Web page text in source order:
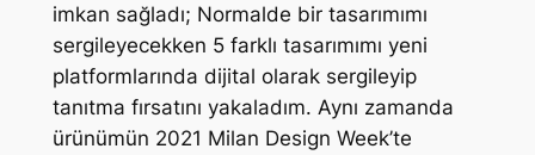
imkan sağladı; Normalde bir tasarımımı
sergileyecekken 5 farklı tasarımımı yeni
platformlarında dijital olarak sergileyip
tanıtma fırsatını yakaladım. Aynı zamanda
ürünümün 2021 Milan Design Week’te